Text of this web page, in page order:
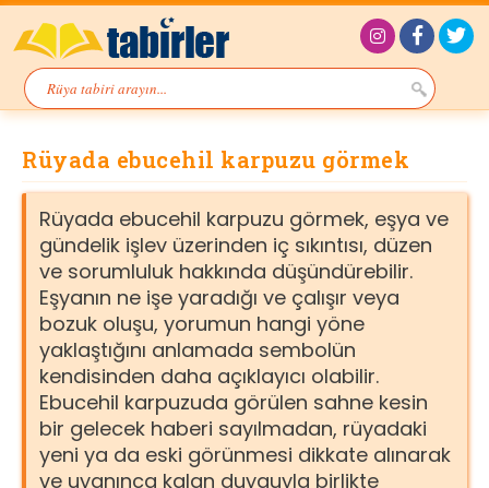
Rüyada ebucehil karpuzu görmek
Rüyada ebucehil karpuzu görmek, eşya ve
gündelik işlev üzerinden iç sıkıntısı, düzen
ve sorumluluk hakkında düşündürebilir.
Eşyanın ne işe yaradığı ve çalışır veya
bozuk oluşu, yorumun hangi yöne
yaklaştığını anlamada sembolün
kendisinden daha açıklayıcı olabilir.
Ebucehil karpuzuda görülen sahne kesin
bir gelecek haberi sayılmadan, rüyadaki
yeni ya da eski görünmesi dikkate alınarak
ve uyanınca kalan duyguyla birlikte